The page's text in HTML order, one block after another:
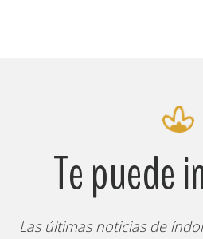
Te puede
Las últimas noticias de